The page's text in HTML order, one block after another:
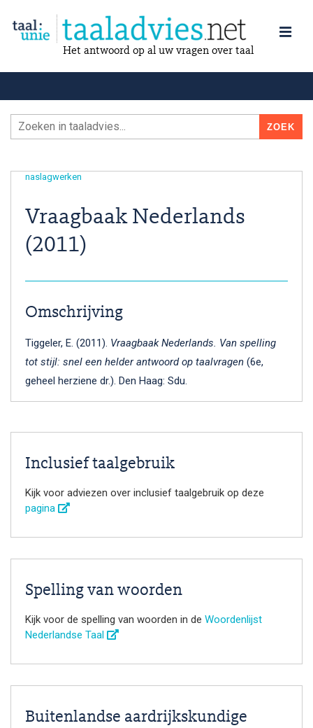
Het antwoord op al uw vragen over taal
naslagwerken
Vraagbaak Nederlands
(2011)
Omschrijving
Tiggeler, E. (2011). Vraagbaak Nederlands. Van spelling
tot stijl: snel een helder antwoord op taalvragen (6e,
geheel herziene dr.). Den Haag: Sdu.
Inclusief taalgebruik
Kijk voor adviezen over inclusief taalgebruik op deze
pagina
Spelling van woorden
Kijk voor de spelling van woorden in de Woordenlijst
Nederlandse Taal
Buitenlandse aardrijkskundige